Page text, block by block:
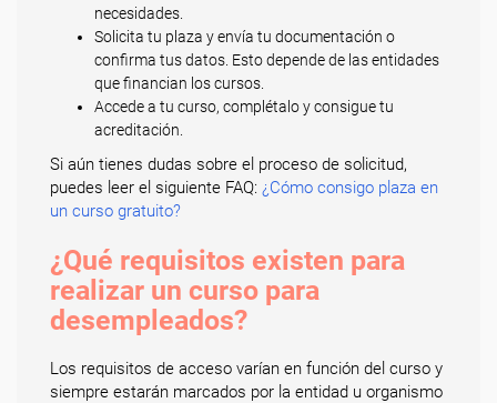
necesidades.
Solicita tu plaza y envía tu documentación o
confirma tus datos. Esto depende de las entidades
que financian los cursos.
Accede a tu curso, complétalo y consigue tu
acreditación.
Si aún tienes dudas sobre el proceso de solicitud,
puedes leer el siguiente FAQ: ¿Cómo consigo plaza en
un curso gratuito?
¿Qué requisitos existen para
realizar un curso para
desempleados?
Los requisitos de acceso varían en función del curso y
siempre estarán marcados por la entidad u organismo